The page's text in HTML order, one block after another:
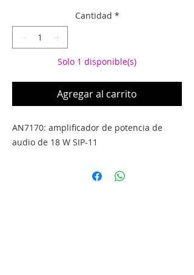
Cantidad *
Solo 1 disponible(s)
Agregar al carrito
AN7170: amplificador de potencia de
audio de 18 W SIP-11